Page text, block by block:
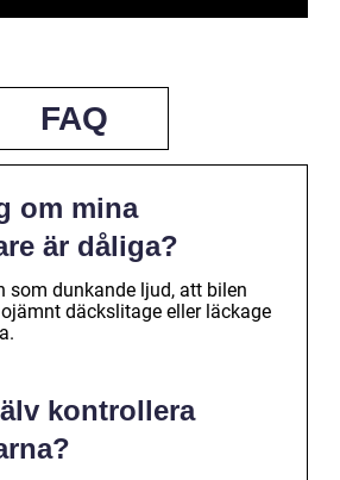
FAQ
om mina
är dåliga?
som dunkande ljud, att bilen
däckslitage eller läckage
kontrollera